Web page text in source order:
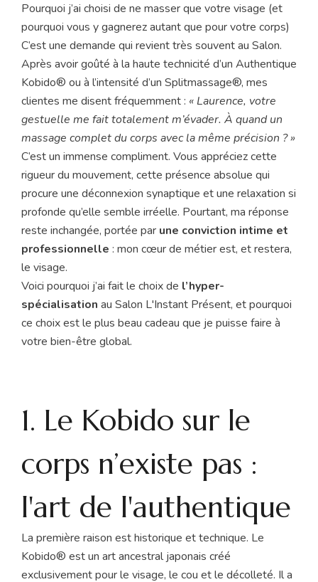
Pourquoi j’ai choisi de ne masser que votre visage (et
pourquoi vous y gagnerez autant que pour votre corps)
C’est une demande qui revient très souvent au Salon.
Après avoir goûté à la haute technicité d’un Authentique
Kobido® ou à l’intensité d’un Splitmassage®, mes
clientes me disent fréquemment : « Laurence, votre
gestuelle me fait totalement m’évader. À quand un
massage complet du corps avec la même précision ? »
C’est un immense compliment. Vous appréciez cette
rigueur du mouvement, cette présence absolue qui
procure une déconnexion synaptique et une relaxation si
profonde qu’elle semble irréelle. Pourtant, ma réponse
reste inchangée, portée par une conviction intime et
professionnelle : mon cœur de métier est, et restera,
le visage.
Voici pourquoi j’ai fait le choix de l’hyper-
spécialisation au Salon L'Instant Présent, et pourquoi
ce choix est le plus beau cadeau que je puisse faire à
votre bien-être global.
1. Le Kobido sur le
corps n’existe pas :
l'art de l'authentique
La première raison est historique et technique. Le
Kobido® est un art ancestral japonais créé
exclusivement pour le visage, le cou et le décolleté. Il a